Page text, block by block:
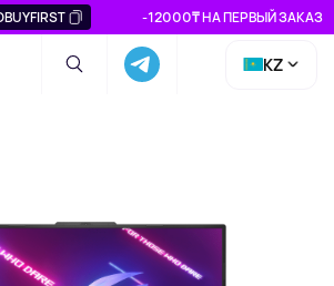
-12000₸ НА ПЕРВЫЙ ЗАКАЗ
KZ